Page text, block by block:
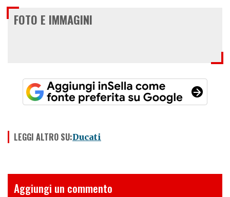
FOTO E IMMAGINI
LEGGI ALTRO SU:Ducati
Aggiungi un commento